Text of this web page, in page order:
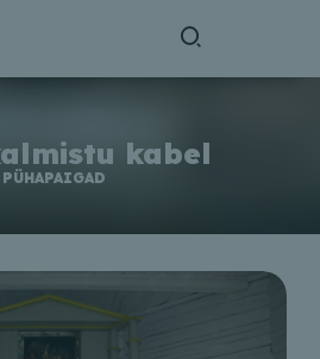
kabel
PÜHAPAIGAD